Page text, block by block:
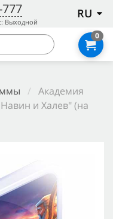
Выходной
RU
0
/ Академия
и Халев" (на